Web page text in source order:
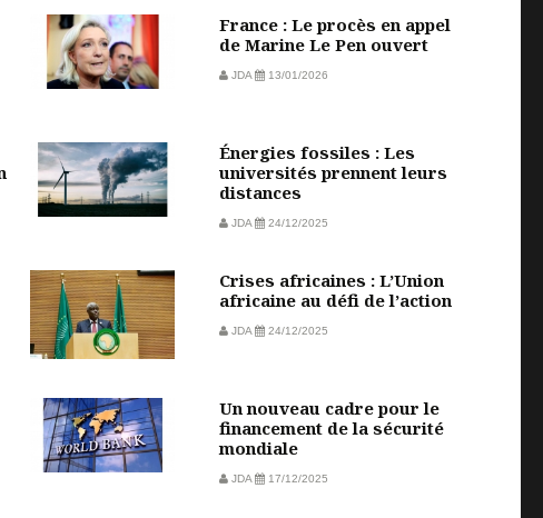
France : Le procès en appel
de Marine Le Pen ouvert
JDA 13/01/2026
Énergies fossiles : Les
universités prennent leurs
distances
JDA 24/12/2025
Crises africaines : L’Union
africaine au défi de l’action
JDA 24/12/2025
Un nouveau cadre pour le
financement de la sécurité
mondiale
JDA 17/12/2025